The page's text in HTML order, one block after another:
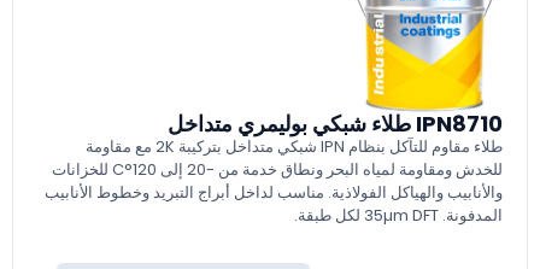
IPN8710 طلاء شبكي بوليمري متداخل
طلاء مقاوم للتآكل بنظام IPN شبكي متداخل بتركيبة 2K مع مقاومة
للخدش ومقاومة لمياه البحر ونطاق خدمة من -20 إلى 120°C للخزانات
والأنابيب والهياكل الفولاذية. مناسب لداخل أبراج التبريد وخطوط الأنابيب
المدفونة. 35µm DFT لكل طبقة.